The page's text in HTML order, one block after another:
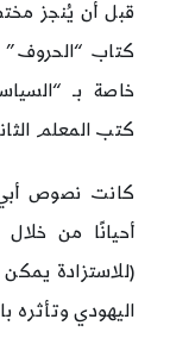
قبل أن يُنجز
كتاب “الحروف”
خاصة بـ
كتب المعلم
كانت نصوص
أحيانًا من
(للاستزادة